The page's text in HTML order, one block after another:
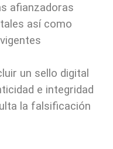
afianzadoras
así como
un sello digital
e integridad
la falsificación